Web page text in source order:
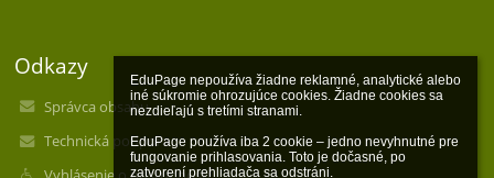
EduPage nepoužíva žiadne reklamné, analytické alebo
iné súkromie ohrozujúce cookies. Žiadne cookies sa
nezdieľajú s tretími stranami.
EduPage používa iba 2 cookie – jedno nevyhnutné pre
fungovanie prihlasovania. Toto je dočasné, po
zatvorení prehliadača sa odstráni.
Odkazy
Správca obsahu
Technická podpora